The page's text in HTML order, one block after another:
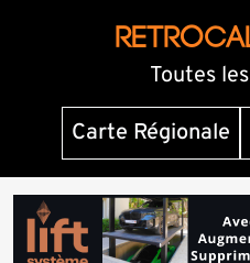
Toutes
Carte Régionale